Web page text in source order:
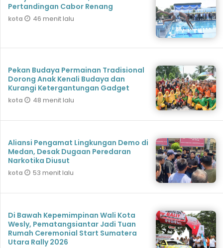
Pertandingan Cabor Renang
kota 46 menit lalu
Pekan Budaya Permainan Tradisional
Dorong Anak Kenali Budaya dan
Kurangi Ketergantungan Gadget
kota 48 menit lalu
Aliansi Pengamat Lingkungan Demo di
Medan, Desak Dugaan Peredaran
Narkotika Diusut
kota 53 menit lalu
Di Bawah Kepemimpinan Wali Kota
Wesly, Pematangsiantar Jadi Tuan
Rumah Ceremonial Start Sumatera
Utara Rally 2026